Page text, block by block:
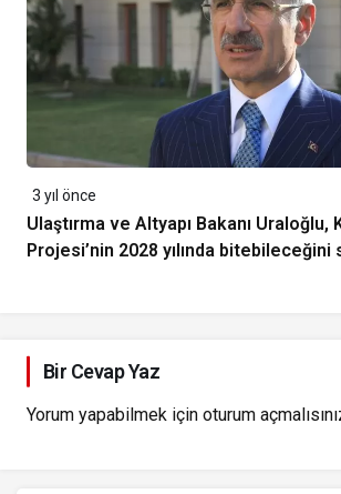
3 yıl önce
Ulaştırma ve Altyapı Bakanı Uraloğlu,
Projesi’nin 2028 yılında bitebileceğini
Bir Cevap Yaz
Yorum yapabilmek için oturum